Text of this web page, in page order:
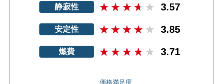
静寂性 3.57
安定性 3.85
燃費 3.71